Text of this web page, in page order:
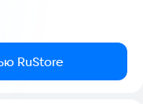
RuStore